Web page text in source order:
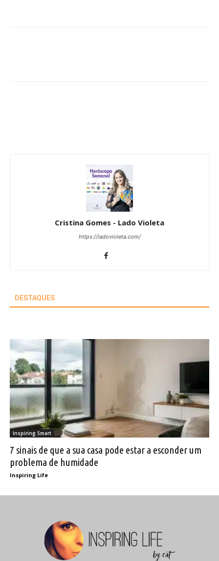
Cristina Gomes - Lado Violeta
https://ladovioleta.com/
DESTAQUES
Inspiring Smart
7 sinais de que a sua casa pode estar a esconder um
problema de humidade
Inspiring Life